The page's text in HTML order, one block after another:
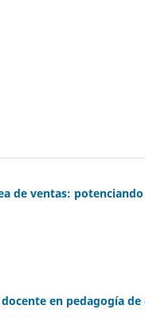
de ventas:
en pedagogía de